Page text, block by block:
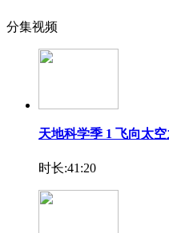
分集视频
天地科学季 1 飞向太
时长:41:20